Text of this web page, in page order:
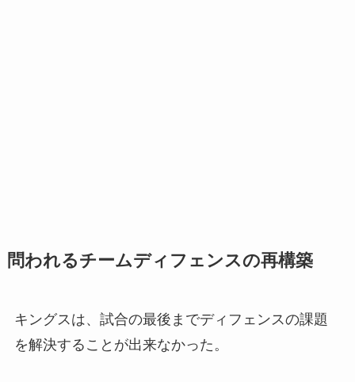
問われるチームディフェンスの再構築
キングスは、試合の最後までディフェンスの課題
を解決することが出来なかった。